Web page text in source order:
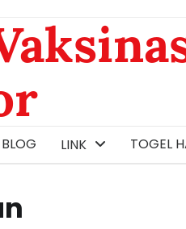
BLOG LINK TOGEL